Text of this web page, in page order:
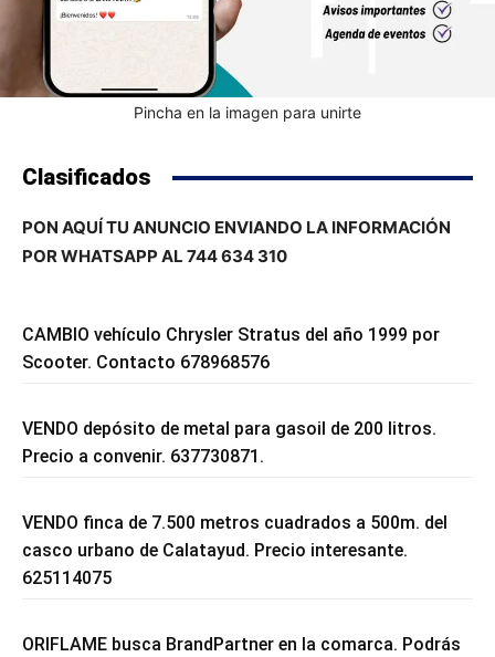
Pincha en la imagen para unirte
Clasificados
PON AQUÍ TU ANUNCIO ENVIANDO LA INFORMACIÓN
POR WHATSAPP AL 744 634 310
CAMBIO vehículo Chrysler Stratus del año 1999 por
Scooter. Contacto 678968576
VENDO depósito de metal para gasoil de 200 litros.
Precio a convenir. 637730871.
VENDO finca de 7.500 metros cuadrados a 500m. del
casco urbano de Calatayud. Precio interesante.
625114075
ORIFLAME busca BrandPartner en la comarca. Podrás